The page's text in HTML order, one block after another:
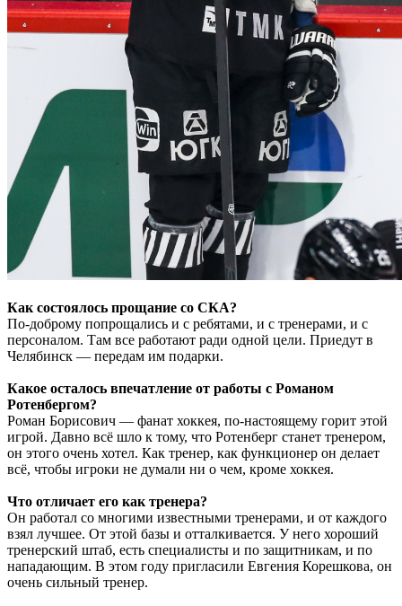
Как состоялось прощание со СКА?
По-доброму попрощались и с ребятами, и с тренерами, и с
персоналом. Там все работают ради одной цели. Приедут в
Челябинск — передам им подарки.
Какое осталось впечатление от работы с Романом
Ротенбергом?
Роман Борисович — фанат хоккея, по-настоящему горит этой
игрой. Давно всё шло к тому, что Ротенберг станет тренером,
он этого очень хотел. Как тренер, как функционер он делает
всё, чтобы игроки не думали ни о чем, кроме хоккея.
Что отличает его как тренера?
Он работал со многими известными тренерами, и от каждого
взял лучшее. От этой базы и отталкивается. У него хороший
тренерский штаб, есть специалисты и по защитникам, и по
нападающим. В этом году пригласили Евгения Корешкова, он
очень сильный тренер.